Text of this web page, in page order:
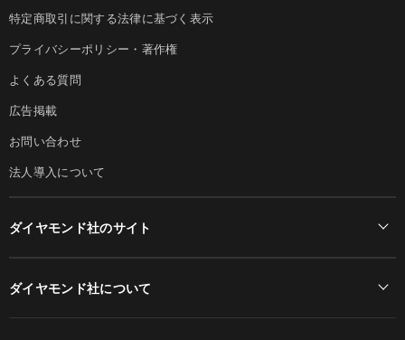
特定商取引に関する法律に基づく表示
プライバシーポリシー・著作権
よくある質問
広告掲載
お問い合わせ
法人導入について
ダイヤモンド社のサイト
ダイヤモンド社について